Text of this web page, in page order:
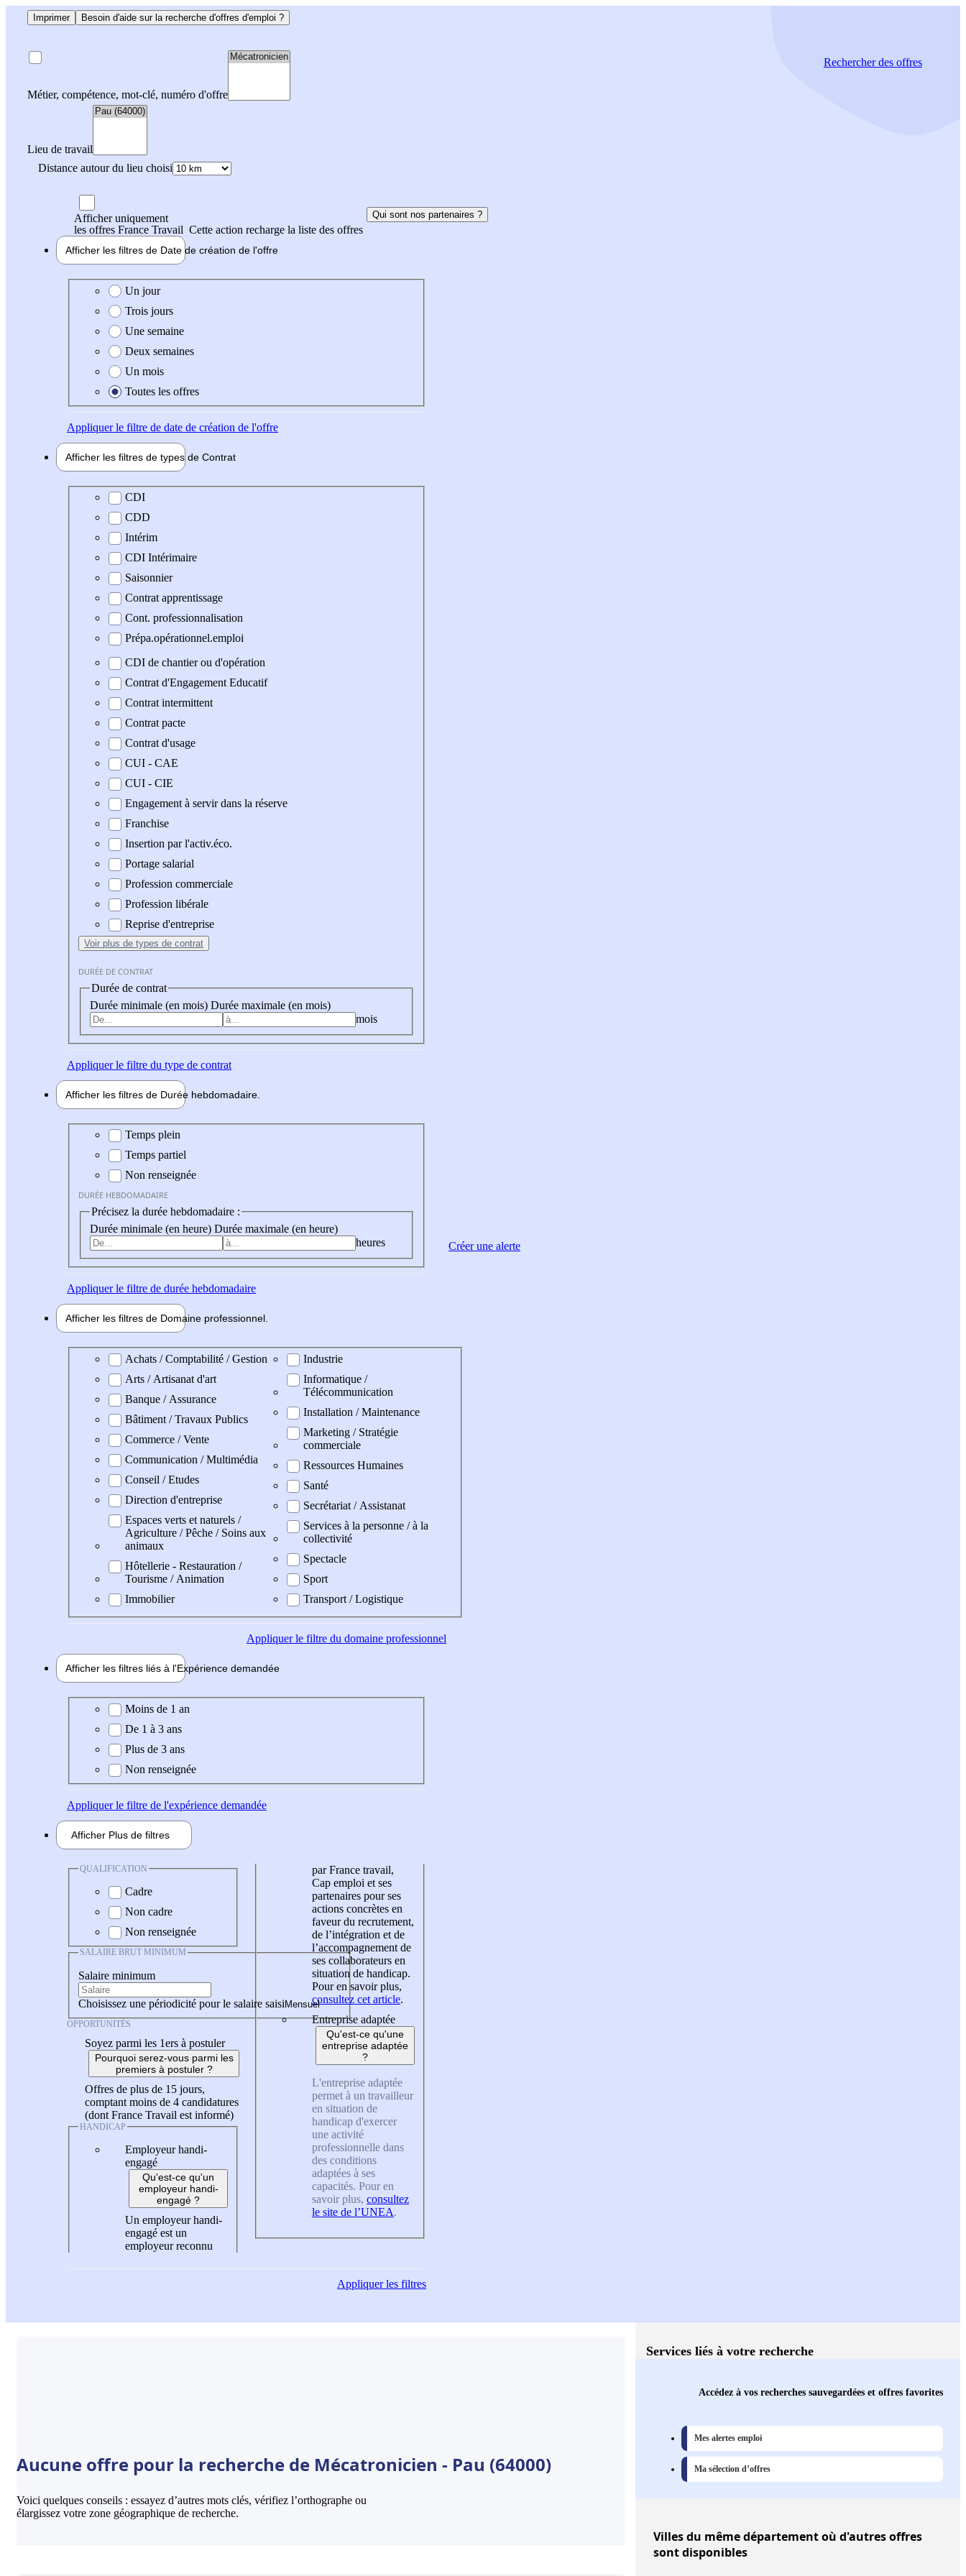
Imprimer Besoin d'aide sur la recherche d'offres d'emploi ?
Métier, compétence, mot-clé, numéro d'offre
Lieu de travail
Distance autour du lieu choisi
Rechercherdes offres
Afficher uniquement
les offres France Travail Cette action recharge la liste des offres
Qui sont nos partenaires ?
Afficher les filtres de Date de création de l'offre
Date de création de l'offre
Un jour
Trois jours
Une semaine
Deux semaines
Un mois
Toutes les offres
Appliquerle filtre de date de création de l'offre
Afficher les filtres de types de Contrat
Type de contrat
CDI
CDD
Intérim
CDI Intérimaire
Saisonnier
Contrat apprentissage
Cont. professionnalisation
Prépa.opérationnel.emploi
CDI de chantier ou d'opération
Contrat d'Engagement Educatif
Contrat intermittent
Contrat pacte
Contrat d'usage
CUI - CAE
CUI - CIE
Engagement à servir dans la réserve
Franchise
Insertion par l'activ.éco.
Portage salarial
Profession commerciale
Profession libérale
Reprise d'entreprise
Voir plus de types de contrat
DURÉE DE CONTRAT
Durée de contrat
Durée minimale (en mois) Durée maximale (en mois)
mois
Appliquerle filtre du type de contrat
Afficher les filtres de Durée hebdomadaire
Durée hebdomadaire
Temps plein
Temps partiel
Non renseignée
DURÉE HEBDOMADAIRE
Précisez la durée hebdomadaire :
Durée minimale (en heure) Durée maximale (en heure)
heures
Appliquerle filtre de durée hebdomadaire
Afficher les filtres de Domaine professionnel
Domaine professionel
Achats / Comptabilité / Gestion
Arts / Artisanat d'art
Banque / Assurance
Bâtiment / Travaux Publics
Commerce / Vente
Communication / Multimédia
Conseil / Etudes
Direction d'entreprise
Espaces verts et naturels /
Agriculture / Pêche / Soins aux
animaux
Hôtellerie - Restauration /
Tourisme / Animation
Immobilier
Industrie
Informatique /
Télécommunication
Installation / Maintenance
Marketing / Stratégie
commerciale
Ressources Humaines
Santé
Secrétariat / Assistanat
Services à la personne / à la
collectivité
Spectacle
Sport
Transport / Logistique
Appliquerle filtre du domaine professionnel
Afficher les filtres liés à l'Expérience demandée
Expérience demandée
Moins de 1 an
De 1 à 3 ans
Plus de 3 ans
Non renseignée
Appliquerle filtre de l'expérience demandée
Afficher Plus de filtres
QUALIFICATION
Cadre
Non cadre
Non renseignée
SALAIRE BRUT MINIMUM
Salaire minimum
Choisissez une périodicité pour le salaire saisi
OPPORTUNITÉS
Soyez parmi les 1ers à postuler
Pourquoi serez-vous parmi les
premiers à postuler ?
Offres de plus de 15 jours,
comptant moins de 4 candidatures
(dont France Travail est informé)
HANDICAP
Employeur handi-
engagé
Qu'est-ce qu'un
employeur handi-
engagé ?
Un employeur handi-
engagé est un
employeur reconnu
par France travail,
Cap emploi et ses
partenaires pour ses
actions concrètes en
faveur du recrutement,
de l’intégration et de
l’accompagnement de
ses collaborateurs en
situation de handicap.
Pour en savoir plus,
consultez cet article.
Entreprise adaptée
Qu'est-ce qu'une
entreprise adaptée
?
L'entreprise adaptée
permet à un travailleur
en situation de
handicap d'exercer
une activité
professionnelle dans
des conditions
adaptées à ses
capacités. Pour en
savoir plus, consultez
le site de l’UNEA.
Appliquerles filtres
Créer une alerte
Aucune offre pour la recherche de Mécatronicien - Pau (64000)
Voici quelques conseils : essayez d’autres mots clés, vérifiez l’orthographe ou
élargissez votre zone géographique de recherche.
Services liés à votre recherche
Accédez à vos recherches sauvegardées et offres favorites
Mes alertes emploi
Ma sélection d’offres
Villesdu même département où d'autres offres
sont disponibles